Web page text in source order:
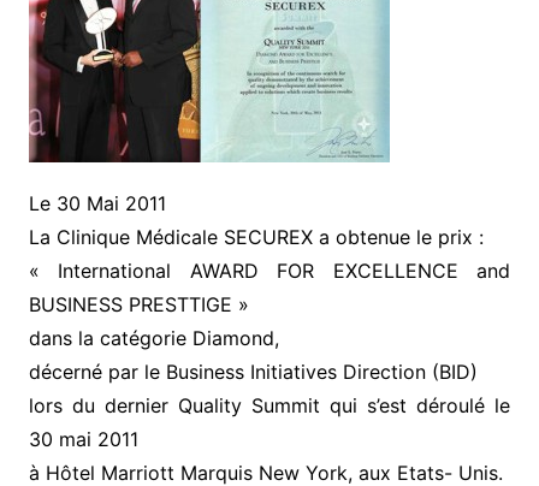
Le 30 Mai 2011
La Clinique Médicale SECUREX a obtenue le prix :
« International AWARD FOR EXCELLENCE and
BUSINESS PRESTTIGE »
dans la catégorie Diamond,
décerné par le Business Initiatives Direction (BID)
lors du dernier Quality Summit qui s’est déroulé le
30 mai 2011
à Hôtel Marriott Marquis New York, aux Etats- Unis.